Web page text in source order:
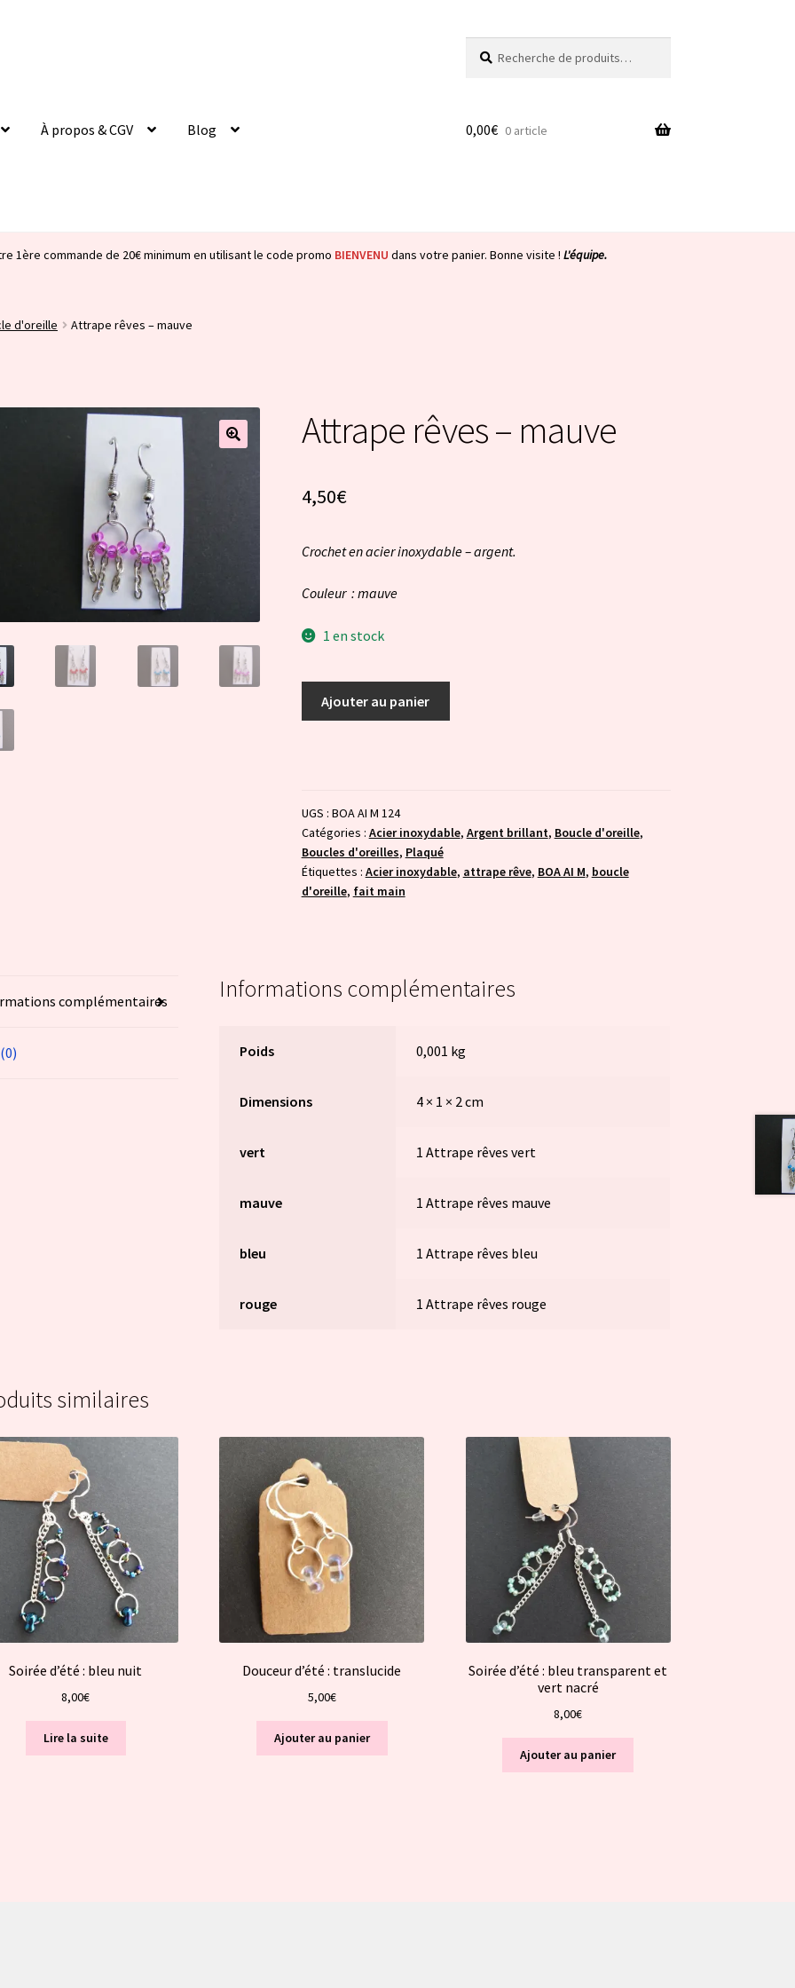
pour :
À propos & CGV Blog 0,00€ 0 article
1ère commande de 20€ minimum en utilisant le code promo BIENVENU dans votre panier. Bonne visite ! L'équipe.
d'oreille Attrape rêves – mauve
Attrape rêves – mauve
4,50€
Crochet en acier inoxydable – argent.
Couleur : mauve
1 en stock
Ajouter au panier
UGS : BOA AI M 124
Catégories : Acier inoxydable, Argent brillant, Boucle d'oreille,
Boucles d'oreilles, Plaqué
Étiquettes : Acier inoxydable, attrape rêve, BOA AI M, boucle
d'oreille, fait main
complémentaires Informations complémentaires
Poids 0,001 kg
Dimensions 4 × 1 × 2 cm
vert 1 Attrape rêves vert
mauve 1 Attrape rêves mauve
bleu 1 Attrape rêves bleu
rouge 1 Attrape rêves rouge
similaires
Soirée d’été : bleu nuit
8,00€
Lire la suite
Douceur d’été : translucide
5,00€
Ajouter au panier
Soirée d’été : bleu transparent et
vert nacré
8,00€
Ajouter au panier